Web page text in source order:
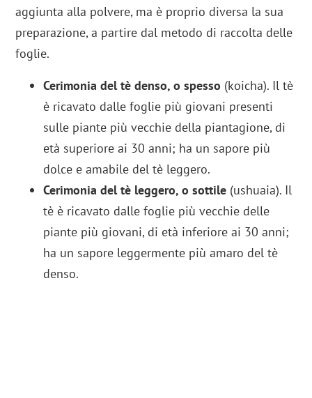
aggiunta alla polvere, ma è proprio diversa la sua
preparazione, a partire dal metodo di raccolta delle
foglie.
Cerimonia del tè denso, o spesso (koicha). Il tè
è ricavato dalle foglie più giovani presenti
sulle piante più vecchie della piantagione, di
età superiore ai 30 anni; ha un sapore più
dolce e amabile del tè leggero.
Cerimonia del tè leggero, o sottile (ushuaia). Il
tè è ricavato dalle foglie più vecchie delle
piante più giovani, di età inferiore ai 30 anni;
ha un sapore leggermente più amaro del tè
denso.